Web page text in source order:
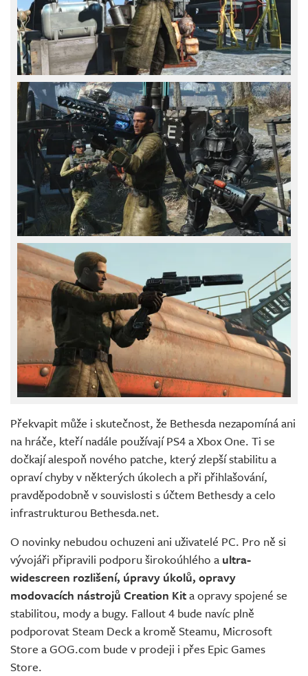
Překvapit může i skutečnost, že Bethesda nezapomíná ani
na hráče, kteří nadále používají PS4 a Xbox One. Ti se
dočkají alespoň nového patche, který zlepší stabilitu a
opraví chyby v některých úkolech a při přihlašování,
pravděpodobně v souvislosti s účtem Bethesdy a celo
infrastrukturou Bethesda.net.
O novinky nebudou ochuzeni ani uživatelé PC. Pro ně si
vývojáři připravili podporu širokoúhlého a ultra-
widescreen rozlišení, úpravy úkolů, opravy
modovacích nástrojů Creation Kita opravy spojené se
stabilitou, mody a bugy. Fallout 4 bude navíc plně
podporovat Steam Deck a kromě Steamu, Microsoft
Store a GOG.com bude v prodeji i přes Epic Games
Store.